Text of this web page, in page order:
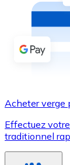
Achetez
Acheter
Virement
Utilisez
Acheter
Acheter verge
Effectuez
traditionnel